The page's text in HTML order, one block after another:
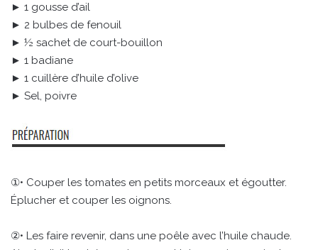
► 1 gousse d’ail
► 2 bulbes de fenouil
► ½ sachet de court-bouillon
► 1 badiane
► 1 cuillère d’huile d’olive
► Sel, poivre
①• Couper les tomates en petits morceaux et égoutter.
Éplucher et couper les oignons.
②• Les faire revenir, dans une poêle avec l’huile chaude.